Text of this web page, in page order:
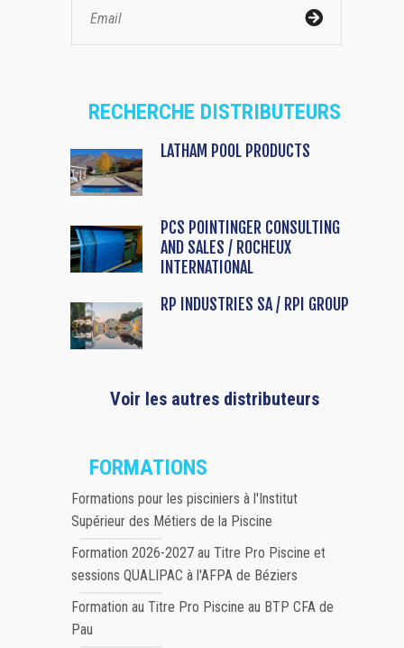
RECHERCHE DISTRIBUTEURS
LATHAM POOL PRODUCTS
PCS POINTINGER CONSULTING
AND SALES / ROCHEUX
INTERNATIONAL
RP INDUSTRIES SA / RPI GROUP
Voir les autres distributeurs
FORMATIONS
Formations pour les pisciniers à l'Institut
Supérieur des Métiers de la Piscine
Formation 2026-2027 au Titre Pro Piscine et
sessions QUALIPAC à l'AFPA de Béziers
Formation au Titre Pro Piscine au BTP CFA de
Pau